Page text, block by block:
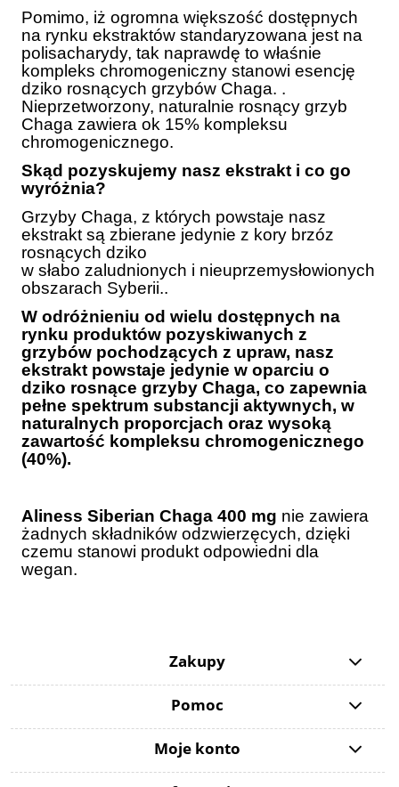
Pomimo, iż ogromna większość dostępnych
na rynku ekstraktów standaryzowana jest na
polisacharydy, tak naprawdę to właśnie
kompleks chromogeniczny stanowi esencję
dziko rosnących grzybów Chaga. .
Nieprzetworzony, naturalnie rosnący grzyb
Chaga zawiera ok 15% kompleksu
chromogenicznego.
Skąd pozyskujemy nasz ekstrakt i co go
wyróżnia?
Grzyby Chaga, z których powstaje nasz
ekstrakt są zbierane jedynie z kory brzóz
rosnących dziko
w słabo zaludnionych i nieuprzemysłowionych
obszarach Syberii..
W odróżnieniu od wielu dostępnych na
rynku produktów pozyskiwanych z
grzybów pochodzących z upraw, nasz
ekstrakt powstaje jedynie w oparciu o
dziko rosnące grzyby Chaga, co zapewnia
pełne spektrum substancji aktywnych, w
naturalnych proporcjach oraz wysoką
zawartość kompleksu chromogenicznego
(40%).
Aliness Siberian Chaga 400 mg nie zawiera
żadnych składników odzwierzęcych, dzięki
czemu stanowi produkt odpowiedni dla
wegan.
Zakupy
Pomoc
Moje konto